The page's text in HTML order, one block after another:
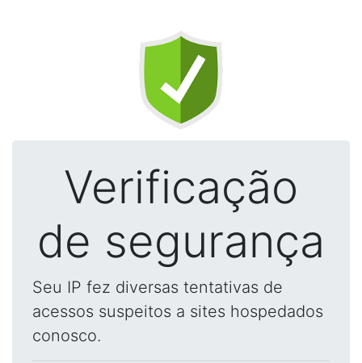
Verificação
de segurança
Seu IP fez diversas tentativas de
acessos suspeitos a sites hospedados
conosco.